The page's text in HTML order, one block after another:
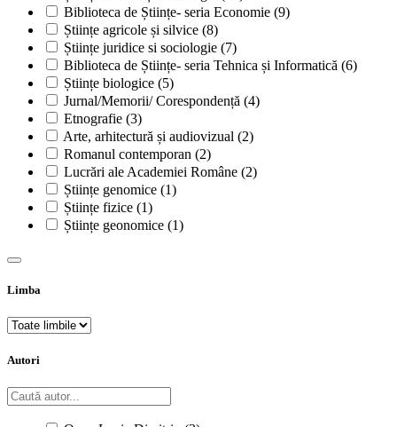
Biblioteca de Științe- seria Economie (9)
Științe agricole și silvice (8)
Științe juridice si sociologie (7)
Biblioteca de Științe- seria Tehnica și Informatică (6)
Științe biologice (5)
Jurnal/Memorii/ Corespondență (4)
Etnografie (3)
Arte, arhitectură și audiovizual (2)
Romanul contemporan (2)
Lucrări ale Academiei Române (2)
Științe genomice (1)
Științe fizice (1)
Științe geonomice (1)
Limba
Autori